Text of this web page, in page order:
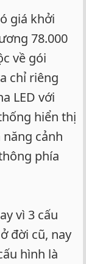
giá khởi
78.000
về gói
chỉ riêng
LED với
hiển thị
cảnh
phía
vì 3 cấu
đời cũ, nay
hình là